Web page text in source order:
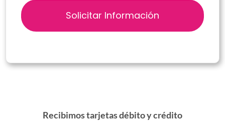
Recibimos tarjetas débito y crédito